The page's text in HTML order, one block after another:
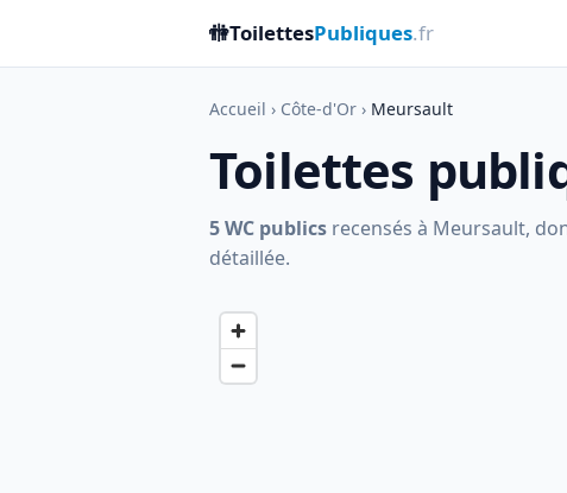
🚻ToilettesPubliques.fr
Accueil › Côte-d'Or › Meursault
Toilettes
5 WC publics recensés à Meursault,
détaillée.